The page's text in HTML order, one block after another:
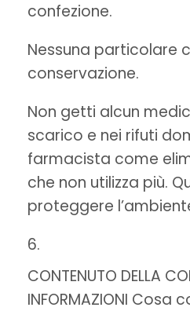
confezione.
Nessuna particolare
conservazione.
Non getti alcun
scarico e nei rifuti
farmacista come
che non utilizza più.
proteggere
CONTENUTO DELLA
INFORMAZIONI Cosa